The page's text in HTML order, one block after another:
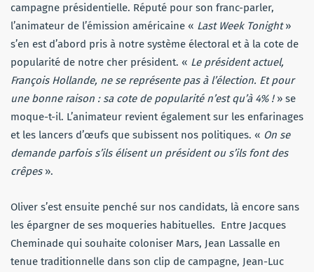
campagne présidentielle. Réputé pour son franc-parler,
l’animateur de l’émission américaine « Last Week Tonight»
s’en est d’abord pris à notre système électoral et à la cote de
popularité de notre cher président. « Le président actuel,
François Hollande, ne se représente pas à l’élection. Et pour
une bonne raison : sa cote de popularité n’est qu’à 4% ! » se
moque-t-il. L’animateur revient également sur les enfarinages
et les lancers d’œufs que subissent nos politiques. « On se
demande parfois s’ils élisent un président ou s’ils font des
crêpes».
Oliver s’est ensuite penché sur nos candidats, là encore sans
les épargner de ses moqueries habituelles. Entre Jacques
Cheminade qui souhaite coloniser Mars, Jean Lassalle en
tenue traditionnelle dans son clip de campagne, Jean-Luc